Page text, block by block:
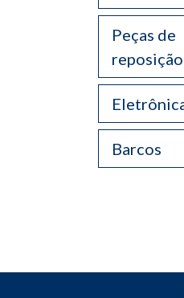
Peças de
reposição
Barcos